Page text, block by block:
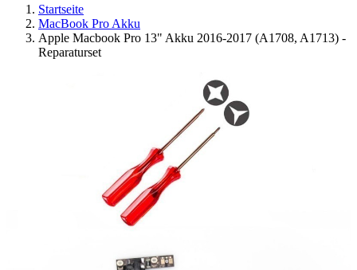
Startseite
MacBook Pro Akku
Apple Macbook Pro 13" Akku 2016-2017 (A1708, A1713) -
Reparaturset